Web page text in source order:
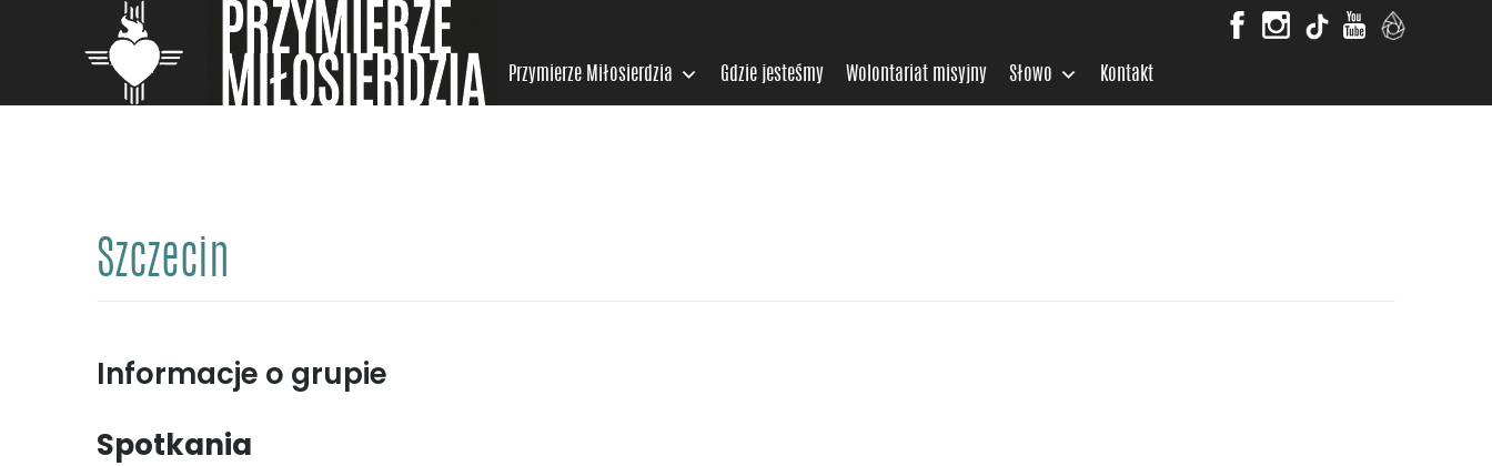
Przymierze Miłosierdzia Gdzie jesteśmy Wolontariat misyjny Słowo Kontakt
Szczecin
Informacje o grupie
Spotkania